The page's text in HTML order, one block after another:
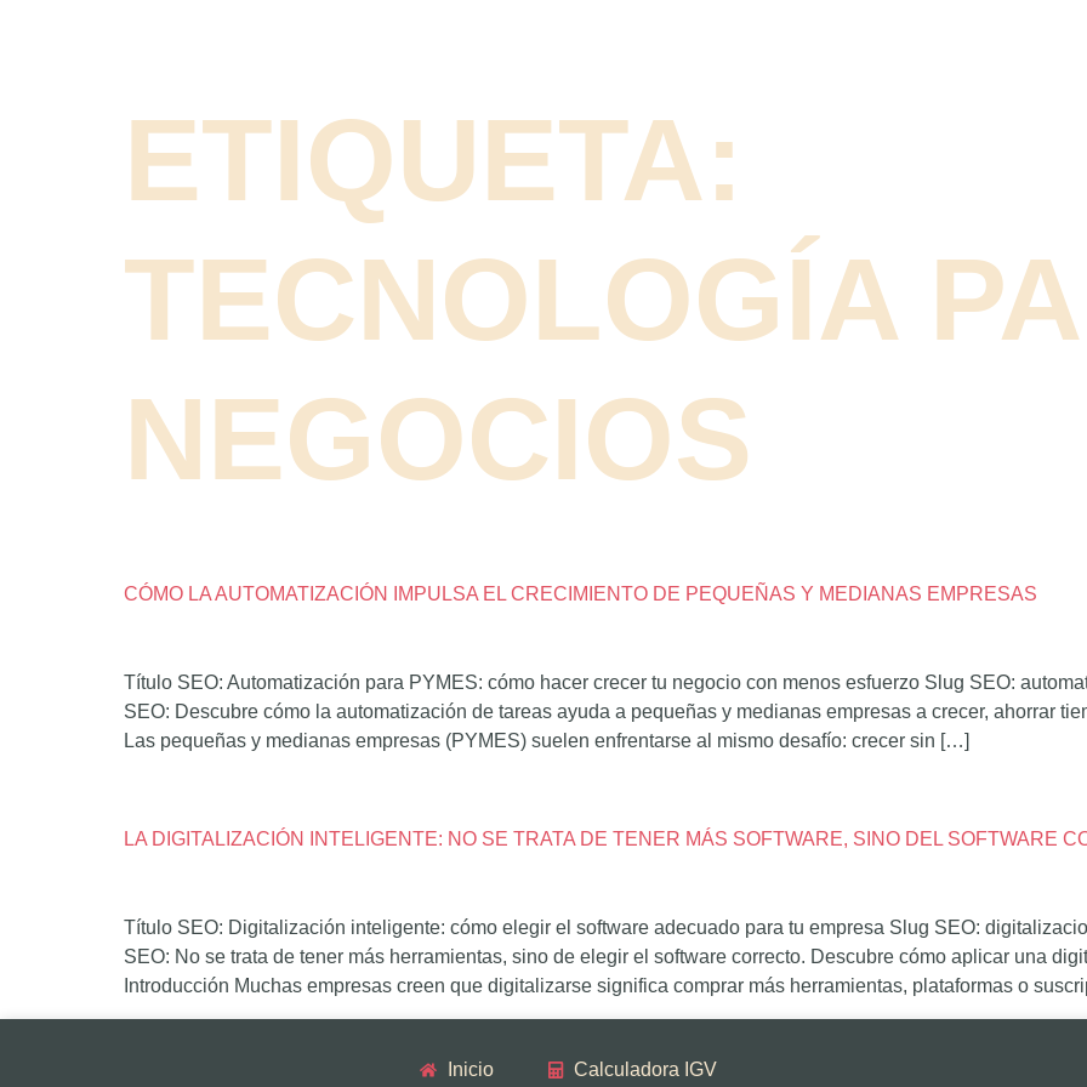
ETIQUETA:
TECNOLOGÍA
NEGOCIOS
CÓMO LA AUTOMATIZACIÓN IMPULSA EL CRECIMIENTO DE PEQUEÑAS Y MEDIANAS EMPRESAS
Título SEO: Automatización para PYMES: cómo hacer crecer tu negocio con menos esfuerzo Slug SEO:
SEO: Descubre cómo la automatización de tareas ayuda a pequeñas y medianas empresas a crecer, ahorrar
Las pequeñas y medianas empresas (PYMES) suelen enfrentarse al mismo desafío: crecer sin […]
LA DIGITALIZACIÓN INTELIGENTE: NO SE TRATA DE TENER MÁS SOFTWARE, SINO DEL SOFTWARE
Título SEO: Digitalización inteligente: cómo elegir el software adecuado para tu empresa Slug SEO:
SEO: No se trata de tener más herramientas, sino de elegir el software correcto. Descubre cómo aplicar una
Introducción Muchas empresas creen que digitalizarse significa comprar más herramientas, plataformas o
Inicio Calculadora IGV